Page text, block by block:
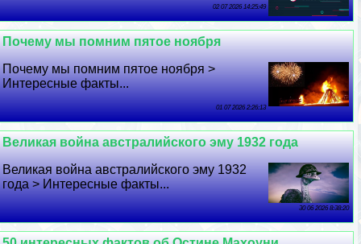
02 07 2026 14:25:49
Почему мы помним пятое ноября
Почему мы помним пятое ноября >
Интересные факты...
01 07 2026 2:26:13
Великая война австралийского эму 1932 года
Великая война австралийского эму 1932
года > Интересные факты...
30 06 2026 8:38:20